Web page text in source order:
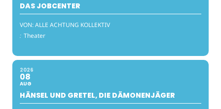
DAS JOBCENTER
VON: ALLE ACHTUNG KOLLEKTIV
: Theater
2026
08
AUG
HÄNSEL UND GRETEL, DIE DÄMONENJÄGER